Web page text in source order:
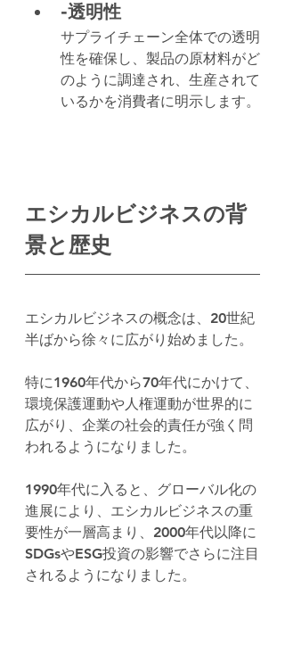
-透明性
サプライチェーン全体での透明
性を確保し、製品の原材料がど
のように調達され、生産されて
いるかを消費者に明示します。
エシカルビジネスの背
景と歴史
エシカルビジネスの概念は、20世紀
半ばから徐々に広がり始めました。
特に1960年代から70年代にかけて、
環境保護運動や人権運動が世界的に
広がり、企業の社会的責任が強く問
われるようになりました。
1990年代に入ると、グローバル化の
進展により、エシカルビジネスの重
要性が一層高まり、2000年代以降に
SDGsやESG投資の影響でさらに注目
されるようになりました。